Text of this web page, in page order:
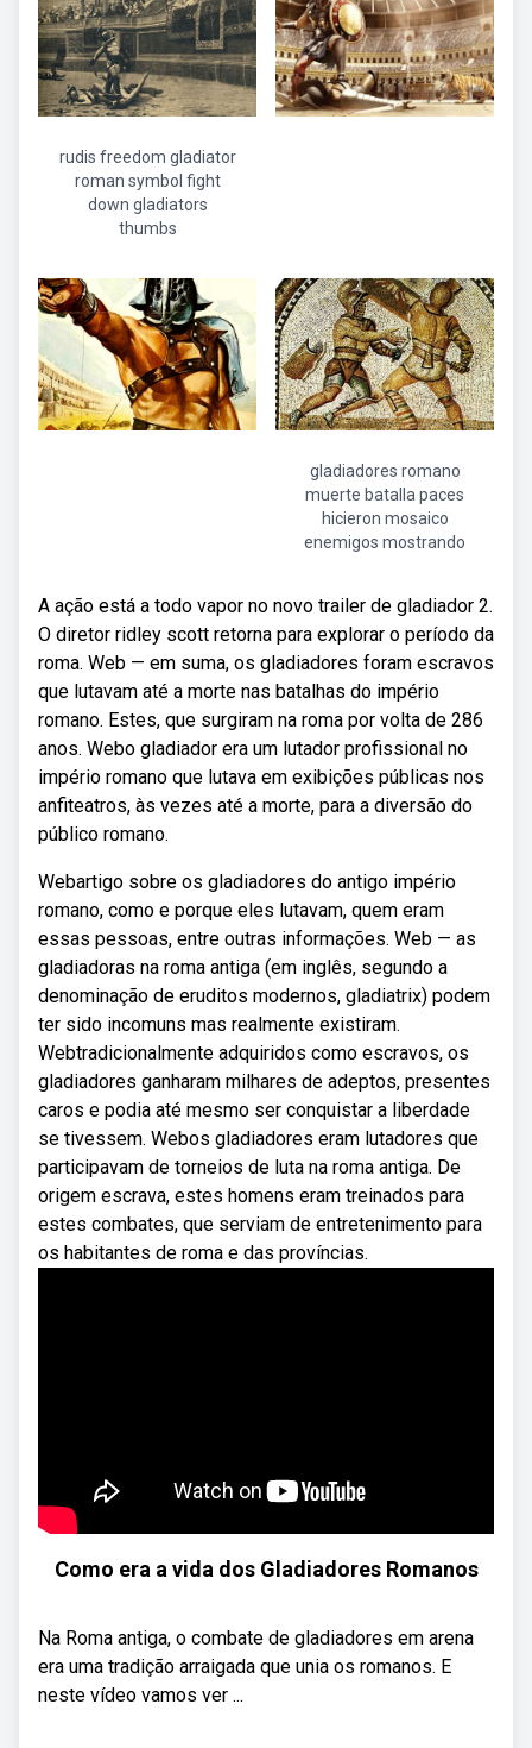
rudis freedom gladiator
roman symbol fight
down gladiators
thumbs
gladiadores romano
muerte batalla paces
hicieron mosaico
enemigos mostrando
A ação está a todo vapor no novo trailer de gladiador 2.
O diretor ridley scott retorna para explorar o período da
roma. Web — em suma, os gladiadores foram escravos
que lutavam até a morte nas batalhas do império
romano. Estes, que surgiram na roma por volta de 286
anos. Webo gladiador era um lutador profissional no
império romano que lutava em exibições públicas nos
anfiteatros, às vezes até a morte, para a diversão do
público romano.
Webartigo sobre os gladiadores do antigo império
romano, como e porque eles lutavam, quem eram
essas pessoas, entre outras informações. Web — as
gladiadoras na roma antiga (em inglês, segundo a
denominação de eruditos modernos, gladiatrix) podem
ter sido incomuns mas realmente existiram.
Webtradicionalmente adquiridos como escravos, os
gladiadores ganharam milhares de adeptos, presentes
caros e podia até mesmo ser conquistar a liberdade
se tivessem. Webos gladiadores eram lutadores que
participavam de torneios de luta na roma antiga. De
origem escrava, estes homens eram treinados para
estes combates, que serviam de entretenimento para
os habitantes de roma e das províncias.
Como era a vida dos Gladiadores Romanos
Na Roma antiga, o combate de gladiadores em arena
era uma tradição arraigada que unia os romanos. E
neste vídeo vamos ver ...